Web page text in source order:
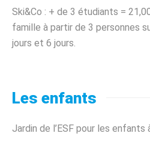
Ski&Co : + de 3 étudiants =
famille à partir de 3 personnes
jours et 6 jours.
Les enfants
Jardin de l’ESF pour les enfants